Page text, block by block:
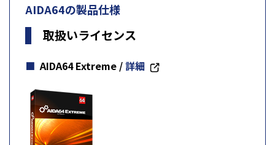
AIDA64の製品仕様
取扱いライセンス
AIDA64 Extreme /詳細